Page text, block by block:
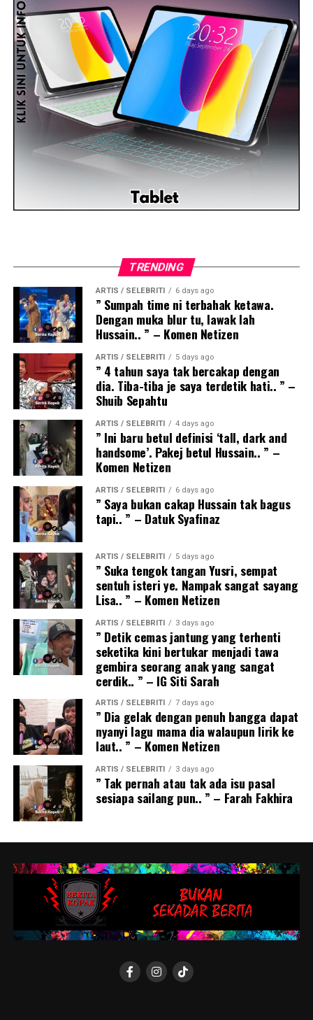
TRENDING
ARTIS / SELEBRITI 6 days ago
” Sumpah time ni terbahak ketawa.
Dengan muka blur tu, lawak lah
Hussain.. ” – Komen Netizen
ARTIS / SELEBRITI 5 days ago
” 4 tahun saya tak bercakap dengan
dia. Tiba-tiba je saya terdetik hati.. ” –
Shuib Sepahtu
ARTIS / SELEBRITI 4 days ago
” Ini baru betul definisi ‘tall, dark and
handsome’. Pakej betul Hussain.. ” –
Komen Netizen
ARTIS / SELEBRITI 6 days ago
” Saya bukan cakap Hussain tak bagus
tapi.. ” – Datuk Syafinaz
ARTIS / SELEBRITI 5 days ago
” Suka tengok tangan Yusri, sempat
sentuh isteri ye. Nampak sangat sayang
Lisa.. ” – Komen Netizen
ARTIS / SELEBRITI 3 days ago
” Detik cemas jantung yang terhenti
seketika kini bertukar menjadi tawa
gembira seorang anak yang sangat
cerdik.. ” – IG Siti Sarah
ARTIS / SELEBRITI 7 days ago
” Dia gelak dengan penuh bangga dapat
nyanyi lagu mama dia walaupun lirik ke
laut.. ” – Komen Netizen
ARTIS / SELEBRITI 3 days ago
” Tak pernah atau tak ada isu pasal
sesiapa sailang pun.. ” – Farah Fakhira